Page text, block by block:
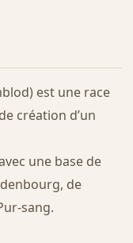
est une race
création d’un
une base de
de
sang.